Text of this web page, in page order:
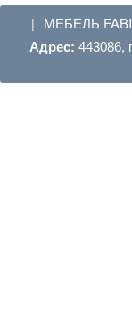
| МЕБЕЛЬ
Адрес: 443086,